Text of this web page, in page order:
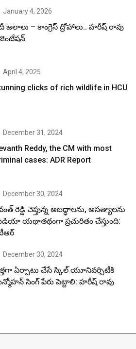
January 4, 2026
జలాలు – కాంగ్రెస్ ద్రోహాలు.. హరీష్ రావు
April 4, 2025
clicks of rich wildlife in HCU
December 31, 2024
Reddy, the CM with most
cases: ADR Report
December 30, 2024
రెడ్డి చెప్తున్న అబద్ధాలను, అసత్యాలను
యథాతథంగా ప్రచురితం చేస్తుంది:
December 30, 2024
ఏర్పాటు చేసే స్కిల్ యూనివర్సిటీకి
సింగ్ పేరు పెట్టాలి: హరీష్ రావు